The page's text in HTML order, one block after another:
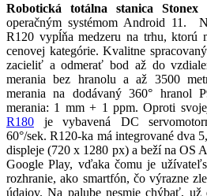
Robotická totálna stanica
operačným systémom Android 11.
R120 vypĺňa medzeru na trhu, ktorú
cenovej kategórie. Kvalitne
zacieliť a odmerať bod až do
merania bez hranolu a až 3500
merania na dodávaný 360° hranol
merania: 1 mm + 1 ppm. Oproti
R180 je vybavená DC
60°/sek. R120-ka má integrované dva
displeje (720 x 1280 px) a beží na OS
Google Play, vďaka čomu je
rozhranie, ako smartfón, čo výrazne
údajov. Na palube nesmie chýbať,